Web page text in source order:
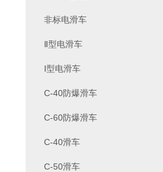
非标电滑车
Ⅱ型电滑车
Ⅰ型电滑车
C-40防爆滑车
C-60防爆滑车
C-40滑车
C-50滑车